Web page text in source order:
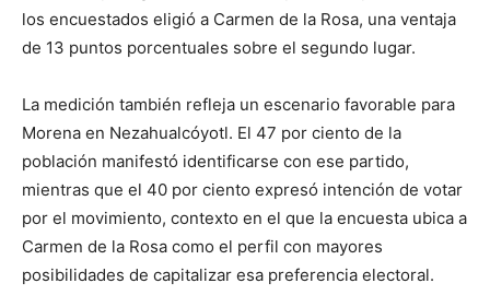
los encuestados eligió a Carmen de la Rosa, una ventaja
de 13 puntos porcentuales sobre el segundo lugar.
La medición también refleja un escenario favorable para
Morena en Nezahualcóyotl. El 47 por ciento de la
población manifestó identificarse con ese partido,
mientras que el 40 por ciento expresó intención de votar
por el movimiento, contexto en el que la encuesta ubica a
Carmen de la Rosa como el perfil con mayores
posibilidades de capitalizar esa preferencia electoral.